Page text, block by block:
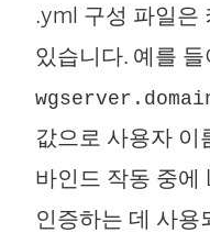
.yml 구성 파일은
있습니다. 예를 들
값으로 사용자 이
바인드 작동 중에
인증하는 데 사용